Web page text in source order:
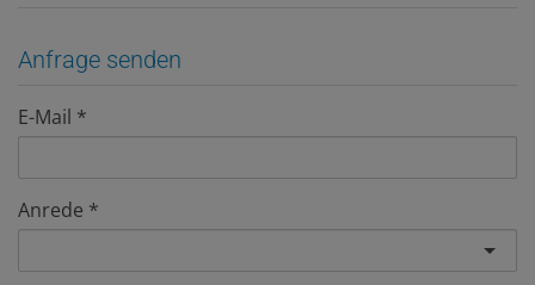
Anfrage senden
E-Mail
Anrede